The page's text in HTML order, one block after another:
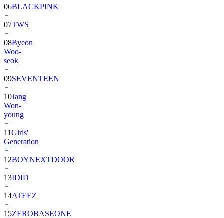
06BLACKPINK
07TWS
08Byeon
Woo-
seok
09SEVENTEEN
10Jang
Won-
young
11Girls'
Generation
12BOYNEXTDOOR
13IDID
14ATEEZ
15ZEROBASEONE